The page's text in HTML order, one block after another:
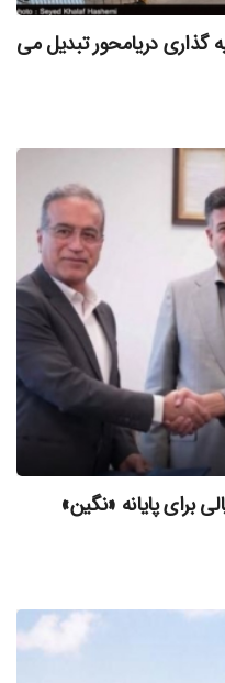
گذاری دریامحور تبدیل می‌
ریالی برای پایانه «نگین»